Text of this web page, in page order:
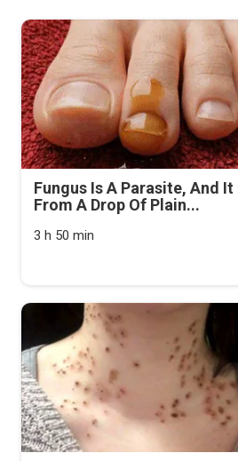
Fungus Is A Parasite, And It
From A Drop Of Plain...
3 h 50 min